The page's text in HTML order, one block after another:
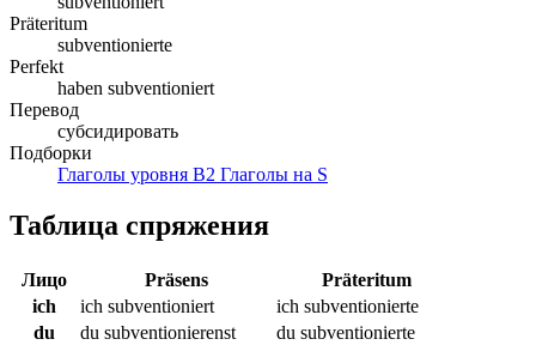
Präteritum
subventionierte
Perfekt
haben subventioniert
Перевод
субсидировать
Подборки
Глаголы уровня B2 Глаголы на S
Таблица спряжения
Лицо Präsens
Präteritum
ich
ich subventioniert
ich subventionierte
du
du subventionierenst
du subventionierte